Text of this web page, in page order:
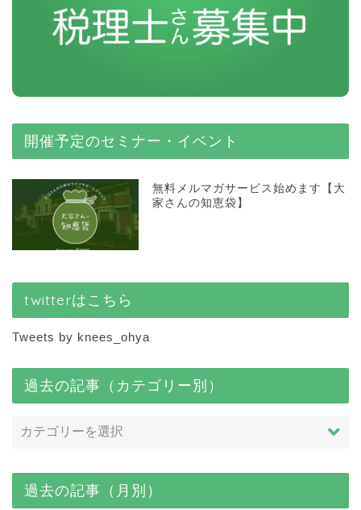
開催予定のセミナー・イベント
無料メルマガサービス始めます【大
家さんの知恵袋】
twitterはこちら
Tweets by knees_ohya
過去の記事（カテゴリー別）
過去の記事（月別）